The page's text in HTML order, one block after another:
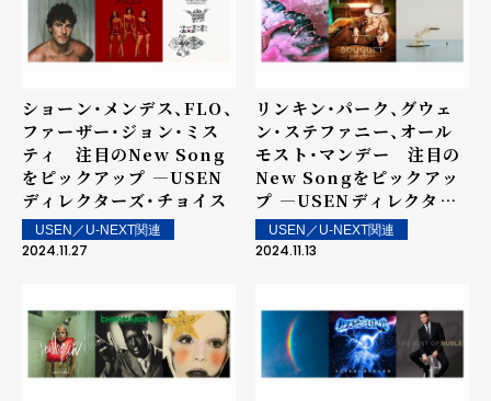
ショーン・メンデス、FLO、
ファーザー・ジョン・ミス
ティ 注目のNew Song
をピックアップ ―USEN
ディレクターズ・チョイス
USEN／U-NEXT関連
2024.11.27
リンキン・パーク、グウェ
ン・ステファニー、オール
モスト・マンデー 注目の
New Songをピックアッ
プ ―USENディレクター
ズ・チョイス
USEN／U-NEXT関連
2024.11.13